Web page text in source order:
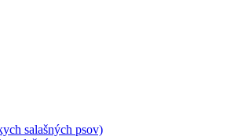
salašných psov)